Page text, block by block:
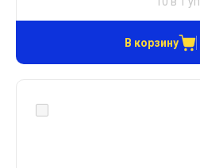
В корзину